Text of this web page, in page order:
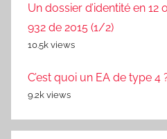
Un dossier d’identité en
932 de 2015 (1/2)
10.5k views
C’est quoi un EA de type 4
9.2k views